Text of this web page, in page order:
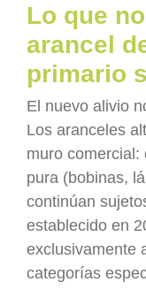
Lo que
arancel
primario
El nuevo alivio
Los aranceles
muro comercial:
pura (bobinas,
continúan
establecido en
exclusivamente
categorías